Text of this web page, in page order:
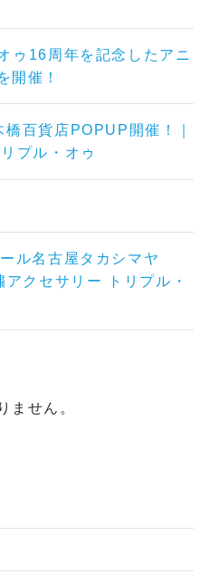
ゥ16周年を記念したアニ
開催！
百貨店POPUP開催！｜
プル・オゥ
ル名古屋タカシマヤ
クセサリー トリプル・
ません。